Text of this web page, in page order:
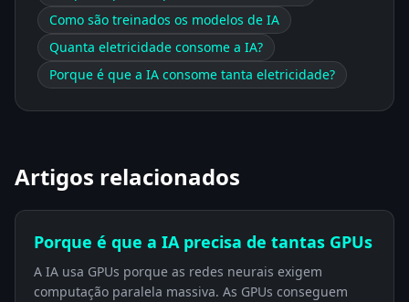
Como são treinados os modelos de IA
Quanta eletricidade consome a IA?
Porque é que a IA consome tanta eletricidade?
Artigos relacionados
Porque é que a IA precisa de tantas GPUs
A IA usa GPUs porque as redes neurais exigem
computação paralela massiva. As GPUs conseguem